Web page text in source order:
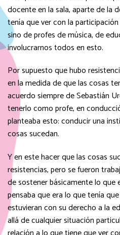
docente en la sala, aparte de la
tenía que ver con la
sino de profes de música, de
involucrarnos todos en esto.
Por supuesto que hubo
en la medida de que las cosas
acuerdo siempre de Sebastián
tenerlo como profe, en
planteaba esto: conducir una
cosas sucedan.
Y en este hacer que las cosas
resistencias, pero se fueron
de sostener básicamente lo que
pensaba que era lo que tenía
estuvieran con su derecho a la
allá de cualquier situación